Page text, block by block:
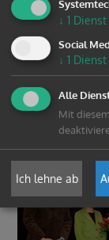
↓ 1 Dienst
Social
↓ 1 Dienst
Alle
Mit
Ich lehne ab